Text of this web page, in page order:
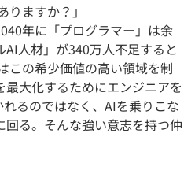
りますか？」
年に「プログラマー」は余
人材」が340万人不足すると
この希少価値の高い領域を制
最大化するためにエンジニアを
るのではなく、AIを乗りこな
回る。そんな強い意志を持つ仲